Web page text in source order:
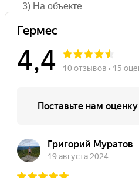
3) На объекте